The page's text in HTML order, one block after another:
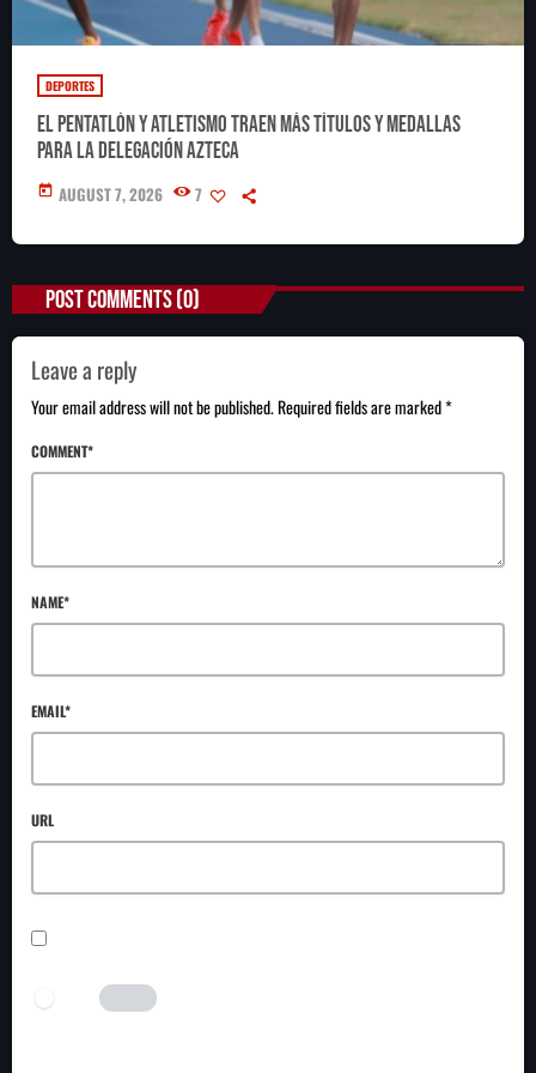
DEPORTES
El pentatlón y atletismo traen más títulos y medallas
para la delegación azteca
today AUGUST 7, 2026 7
POST COMMENTS (0)
Leave a reply
Your email address will not be published. Required fields are marked *
COMMENT*
NAME*
EMAIL*
URL
I AM HUMAN